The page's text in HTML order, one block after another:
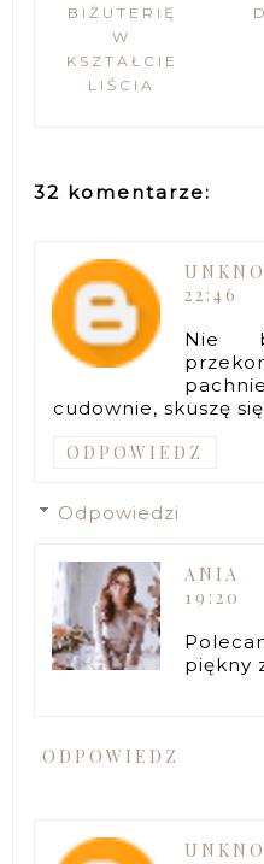
BIŻUTERIĘ
W
KSZTAŁCIE
LIŚCIA
32 komentarze:
22:46
Nie
cudownie, skuszę się
ODPOWIEDZ
Odpowiedzi
ANIA
19:20
piękny
ODPOWIEDZ